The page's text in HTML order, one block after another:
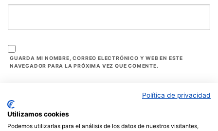
GUARDA MI NOMBRE, CORREO ELECTRÓNICO Y WEB EN ESTE
NAVEGADOR PARA LA PRÓXIMA VEZ QUE COMENTE.
Política de privacidad
Utilizamos cookies
Podemos utilizarlas para el análisis de los datos de nuestros visitantes,